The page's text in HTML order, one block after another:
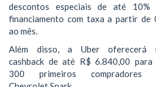
descontos especiais de até 10%
financiamento com taxa a partir de
ao mês.
Além disso, a Uber oferecerá
cashback de até R$ 6.840,00 para
300 primeiros compradores